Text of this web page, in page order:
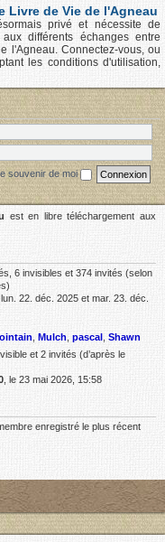
Livre de Vie de l'Agneau
privé et nécessite de
différents échanges entre
l'Agneau. Connectez-vous, ou
les conditions d'utilisation,
souvenir de moi
est en libre téléchargement aux
6 invisibles et 374 invités (selon
22. déc. 2025 et mar. 23. déc.
Mulch pascal Shawn
et 2 invités (d’après le
, le 23 mai 2026, 15:58
enregistré le plus récent